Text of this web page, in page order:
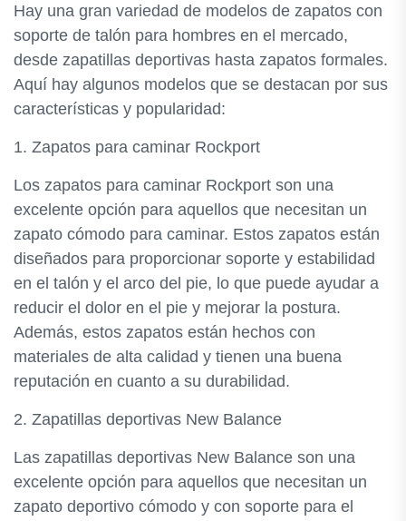
Hay una gran variedad de modelos de zapatos con
soporte de talón para hombres en el mercado,
desde zapatillas deportivas hasta zapatos formales.
Aquí hay algunos modelos que se destacan por sus
características y popularidad:
1. Zapatos para caminar Rockport
Los zapatos para caminar Rockport son una
excelente opción para aquellos que necesitan un
zapato cómodo para caminar. Estos zapatos están
diseñados para proporcionar soporte y estabilidad
en el talón y el arco del pie, lo que puede ayudar a
reducir el dolor en el pie y mejorar la postura.
Además, estos zapatos están hechos con
materiales de alta calidad y tienen una buena
reputación en cuanto a su durabilidad.
2. Zapatillas deportivas New Balance
Las zapatillas deportivas New Balance son una
excelente opción para aquellos que necesitan un
zapato deportivo cómodo y con soporte para el